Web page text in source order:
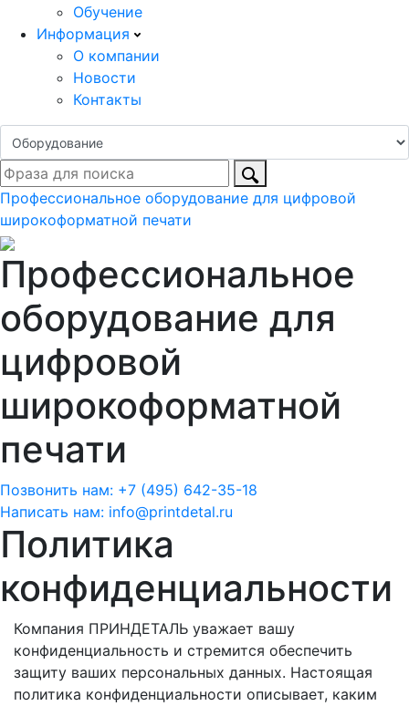
Обучение
Информация
О компании
Новости
Контакты
Профессиональное оборудование для цифровой
широкоформатной печати
Профессиональное
оборудование для
цифровой
широкоформатной
печати
Позвонить нам: +7 (495) 642-35-18
Написать нам: info@printdetal.ru
Политика
конфиденциальности
Компания ПРИНДЕТАЛЬ уважает вашу
конфиденциальность и стремится обеспечить
защиту ваших персональных данных. Настоящая
политика конфиденциальности описывает, каким